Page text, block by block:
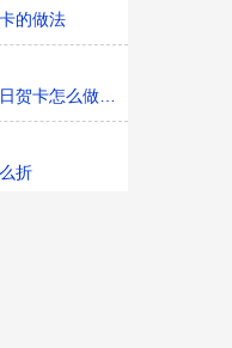
的做法
贺卡怎么做好看
折